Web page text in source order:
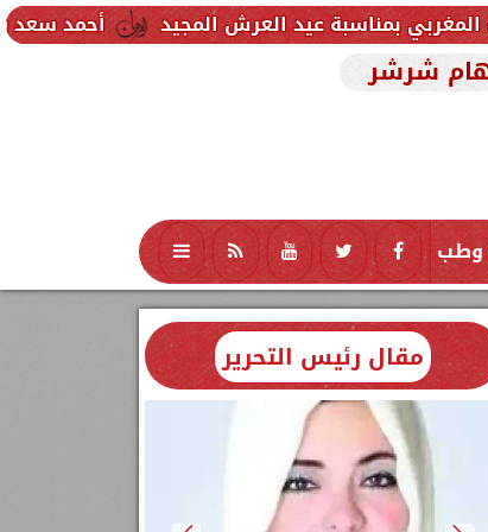
أحمد سعد يطلق «الألبوم عيد العرش المجيد
شرشر
وطب تكنولوجيا منوعات محافظات
مقال رئيس التحرير